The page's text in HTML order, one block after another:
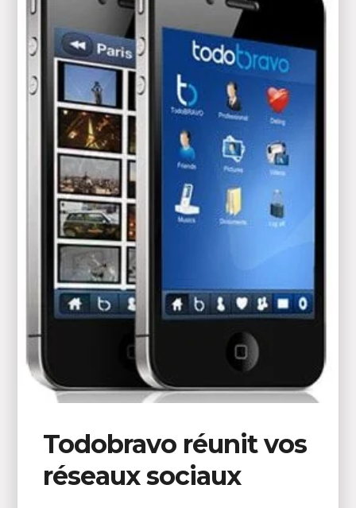
Todobravo réunit vos
réseaux sociaux